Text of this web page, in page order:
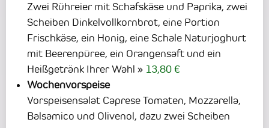
Zwei Rühreier mit Schafskäse und Paprika, zwei
Scheiben Dinkelvollkornbrot, eine Portion
Frischkäse, ein Honig, eine Schale Naturjoghurt
mit Beerenpüree, ein Orangensaft und ein
Heißgetränk Ihrer Wahl
13,80 €
Wochenvorspeise
Vorspeisensalat Caprese Tomaten, Mozzarella,
Balsamico und Olivenol, dazu zwei Scheiben